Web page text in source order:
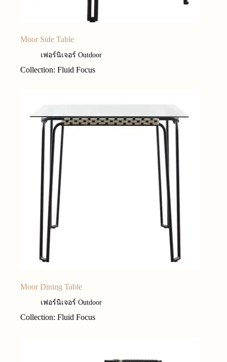
Moor Side Table
เฟอร์นิเจอร์ Outdoor
Collection: Fluid Focus
Moor Dining Table
เฟอร์นิเจอร์ Outdoor
Collection: Fluid Focus